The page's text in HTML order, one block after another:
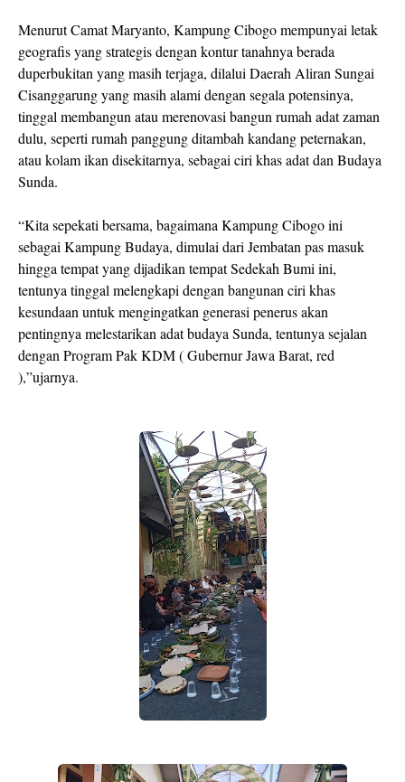
Menurut Camat Maryanto, Kampung Cibogo mempunyai letak
geografis yang strategis dengan kontur tanahnya berada
duperbukitan yang masih terjaga, dilalui Daerah Aliran Sungai
Cisanggarung yang masih alami dengan segala potensinya,
tinggal membangun atau merenovasi bangun rumah adat zaman
dulu, seperti rumah panggung ditambah kandang peternakan,
atau kolam ikan disekitarnya, sebagai ciri khas adat dan Budaya
Sunda.
“Kita sepekati bersama, bagaimana Kampung Cibogo ini
sebagai Kampung Budaya, dimulai dari Jembatan pas masuk
hingga tempat yang dijadikan tempat Sedekah Bumi ini,
tentunya tinggal melengkapi dengan bangunan ciri khas
kesundaan untuk mengingatkan generasi penerus akan
pentingnya melestarikan adat budaya Sunda, tentunya sejalan
dengan Program Pak KDM ( Gubernur Jawa Barat, red
),”ujarnya.